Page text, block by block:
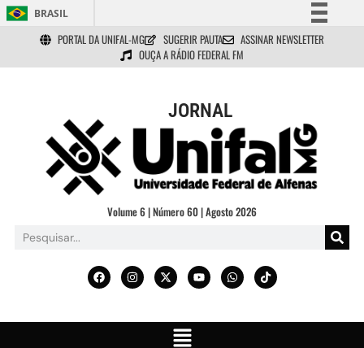
BRASIL
Simplifique!
Comunica BR
Acesso à informação
Legislação
Canais
PORTAL DA UNIFAL-MG SUGERIR PAUTA
ASSINAR NEWSLETTER
OUÇA A RÁDIO FEDERAL FM
JORNAL
Volume 6 | Número 60 | Agosto 2026